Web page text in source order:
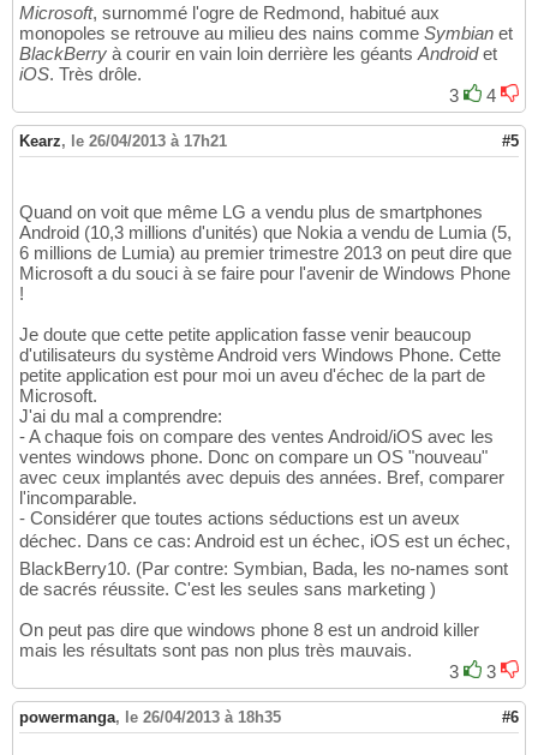
Microsoft, surnommé l'ogre de Redmond, habitué aux
monopoles se retrouve au milieu des nains comme Symbian et
BlackBerry à courir en vain loin derrière les géants Androidet
iOS. Très drôle.
3
4
Kearz, le 26/04/2013 à 17h21 #5
Quand on voit que même LG a vendu plus de smartphones
Android (10,3 millions d'unités) que Nokia a vendu de Lumia (5,
6 millions de Lumia) au premier trimestre 2013 on peut dire que
Microsoft a du souci à se faire pour l'avenir de Windows Phone
!
Je doute que cette petite application fasse venir beaucoup
d'utilisateurs du système Android vers Windows Phone. Cette
petite application est pour moi un aveu d'échec de la part de
Microsoft.
J'ai du mal a comprendre:
- A chaque fois on compare des ventes Android/iOS avec les
ventes windows phone. Donc on compare un OS "nouveau"
avec ceux implantés avec depuis des années. Bref, comparer
l'incomparable.
- Considérer que toutes actions séductions est un aveux
déchec. Dans ce cas: Android est un échec, iOS est un échec,
BlackBerry10. (Par contre: Symbian, Bada, les no-names sont
de sacrés réussite. C'est les seules sans marketing )
On peut pas dire que windows phone 8 est un android killer
mais les résultats sont pas non plus très mauvais.
3
3
powermanga, le 26/04/2013 à 18h35 #6